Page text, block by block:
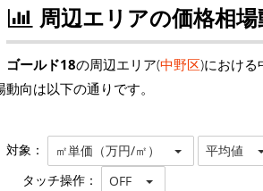
周辺エリアの価格相場
ゴールド18の周辺エリア(中野区)における
動向は以下の通りです。
対象： ㎡単価（万円/㎡） 平均値
タッチ操作： OFF